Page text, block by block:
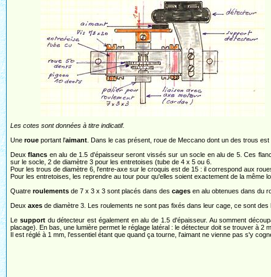
Les cotes sont données à titre indicatif.
Une roue portant l'aimant . Dans le cas présent, roue de Meccano dont un des trous
Deuxflancs en alu de 1.5 d'épaisseur seront vissés sur un socle en alu de 5. Ces
sur le socle, 2 de diamètre 3 pour les entretoises (tube de 4 x 5 ou 6.
Pour les trous de diamètre 6, l'entre-axe sur le croquis est de 15 : il correspond aux
Pour les entretoises, les reprendre au tour pour qu'elles soient exactement de la
Quatre roulements de 7 x 3 x 3 sont placés dans des cages en alu obtenues dans du
Deux axes de diamètre 3. Les roulements ne sont pas fixés dans leur cage, ce sont
Le supportdu détecteur est également en alu de 1.5 d'épaisseur. Au somment
placage). En bas, une lumière permet le réglage latéral : le détecteur doit se trouver à 2
Il est réglé à 1 mm, l'essentiel étant que quand ça tourne, l'aimant ne vienne pas s'y